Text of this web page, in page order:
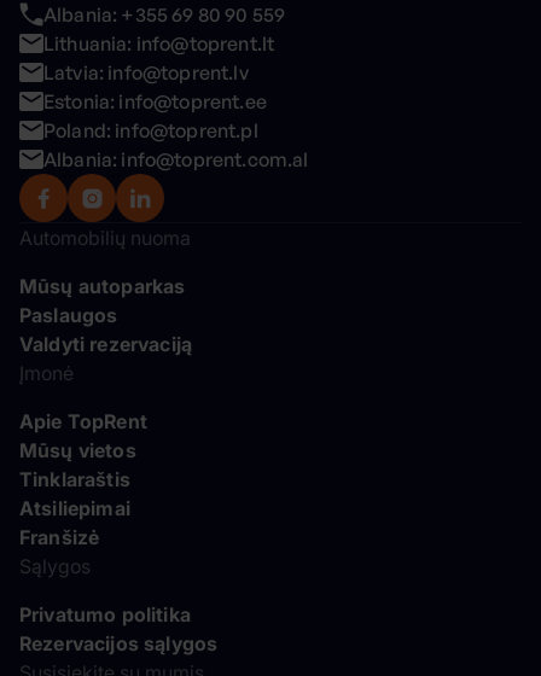
Albania: +355 69 80 90 559
Lithuania: info@toprent.lt
Latvia: info@toprent.lv
Estonia: info@toprent.ee
Poland: info@toprent.pl
Albania: info@toprent.com.al
Automobilių nuoma
Mūsų autoparkas
Paslaugos
Valdyti rezervaciją
Įmonė
Apie TopRent
Mūsų vietos
Tinklaraštis
Atsiliepimai
Franšizė
Sąlygos
Privatumo politika
Rezervacijos sąlygos